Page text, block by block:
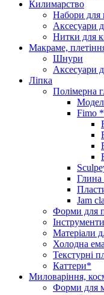
Килимарство
Набори для
Аксесуари
Нитки для
Макраме,
Шнури
Аксесуари
Ліпка
Полімерна
Fimo *
Глина
Jam
Форми для
Матеріали
Холодна
Текстурні
Каттери*
Миловаріння,
Форми для